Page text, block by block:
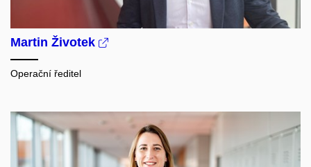
Martin Životek
Operační ředitel